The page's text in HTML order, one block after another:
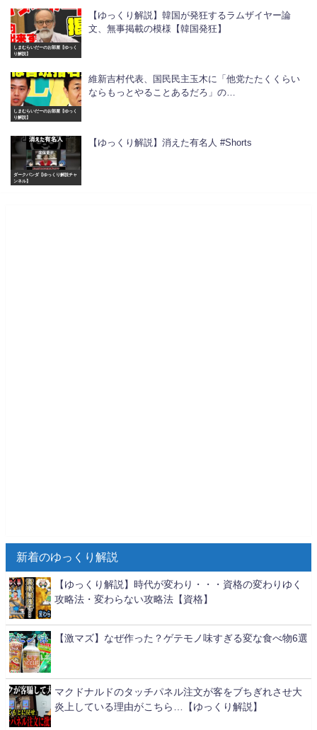
しまむらいだーのお部屋【ゆっく
り解説】
【ゆっくり解説】韓国が発狂するラムザイヤー論
文、無事掲載の模様【韓国発狂】
しまむらいだーのお部屋【ゆっく
り解説】
維新吉村代表、国民民主玉木に「他党たたくくらい
ならもっとやることあるだろ」の…
ダークパンダ【ゆっくり解説チャ
ンネル】
【ゆっくり解説】消えた有名人 #Shorts
新着のゆっくり解説
【ゆっくり解説】時代が変わり・・・資格の変わりゆく
攻略法・変わらない攻略法【資格】
【激マズ】なぜ作った？ゲテモノ味すぎる変な食べ物6選
マクドナルドのタッチパネル注文が客をブちぎれさせ大
炎上している理由がこちら…【ゆっくり解説】